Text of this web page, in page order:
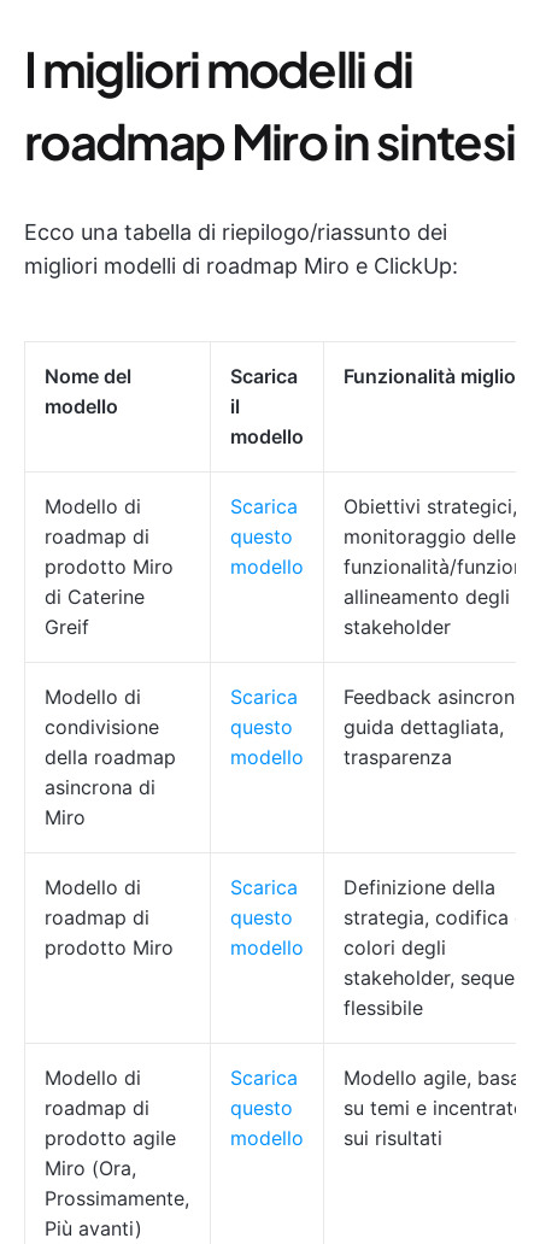
I migliori modelli di
roadmap Miro in sintesi
Ecco una tabella di riepilogo/riassunto dei
migliori modelli di roadmap Miro e ClickUp:
Nome del
modello
Scarica
il
modello
Funzionalità migliori
Modello di
roadmap di
prodotto Miro
di Caterine
Greif
Scarica
questo
modello
Obiettivi strategici,
monitoraggio delle
funzionalità/funzioni,
allineamento degli
stakeholder
Modello di
condivisione
della roadmap
asincrona di
Miro
Scarica
questo
modello
Feedback asincrono,
guida dettagliata,
trasparenza
Modello di
roadmap di
prodotto Miro
Scarica
questo
modello
Definizione della
strategia, codifica
colori degli
stakeholder,
flessibile
Modello di
roadmap di
prodotto agile
Miro (Ora,
Prossimamente,
Più avanti)
Scarica
questo
modello
Modello agile, basato
su temi e incentrato
sui risultati